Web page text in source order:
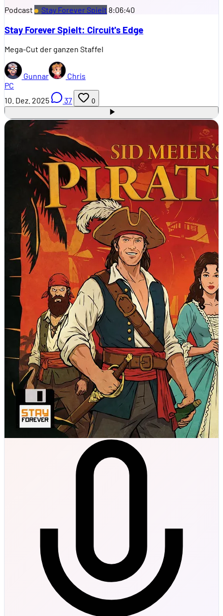
Podcast Stay Forever Spielt 8:06:40
Stay Forever Spielt: Circuit's Edge
Mega-Cut der ganzen Staffel
Gunnar
Chris
PC
10. Dez. 2025
37 0